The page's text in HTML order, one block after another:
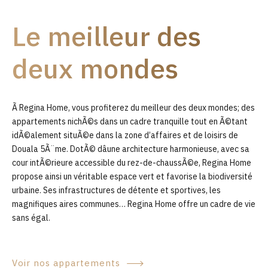
0
Le meilleur des
deux mondes
Ã Regina Home, vous profiterez du meilleur des deux mondes; des
appartements nichÃ©s dans un cadre tranquille tout en Ã©tant
idÃ©alement situÃ©e dans la zone d’affaires et de loisirs de
Douala 5Ã¨me. DotÃ© dâune architecture harmonieuse, avec sa
cour intÃ©rieure accessible du rez-de-chaussÃ©e, Regina Home
propose ainsi un véritable espace vert et favorise la biodiversité
urbaine. Ses infrastructures de détente et sportives, les
magnifiques aires communes… Regina Home offre un cadre de vie
sans égal.
Voir nos appartements